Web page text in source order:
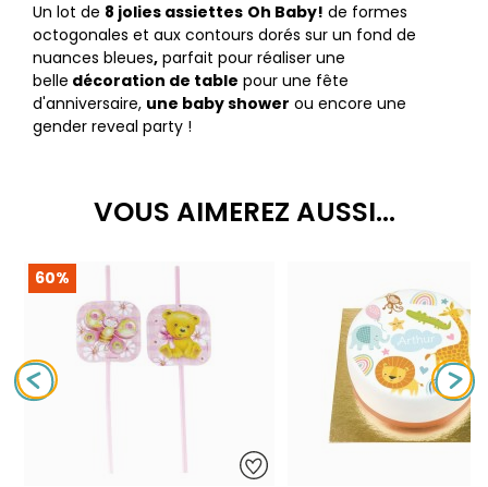
Un lot de 8 jolies assiettes Oh Baby! de formes
octogonales et aux contours dorés sur un fond de
nuances bleues, parfait pour réaliser une
belle décoration de table pour une fête
d'anniversaire, une baby shower ou encore une
gender reveal party !
VOUS AIMEREZ AUSSI...
60%